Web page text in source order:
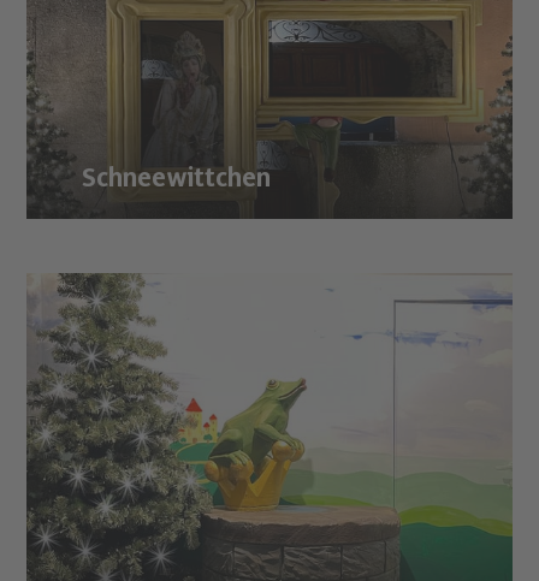
Schneewittchen